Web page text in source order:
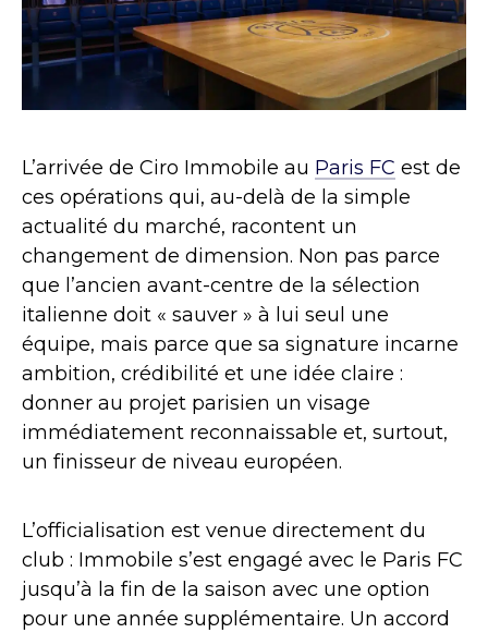
L’arrivée de Ciro Immobile au Paris FC est de
ces opérations qui, au-delà de la simple
actualité du marché, racontent un
changement de dimension. Non pas parce
que l’ancien avant-centre de la sélection
italienne doit « sauver » à lui seul une
équipe, mais parce que sa signature incarne
ambition, crédibilité et une idée claire :
donner au projet parisien un visage
immédiatement reconnaissable et, surtout,
un finisseur de niveau européen.
L’officialisation est venue directement du
club : Immobile s’est engagé avec le Paris FC
jusqu’à la fin de la saison avec une option
pour une année supplémentaire. Un accord